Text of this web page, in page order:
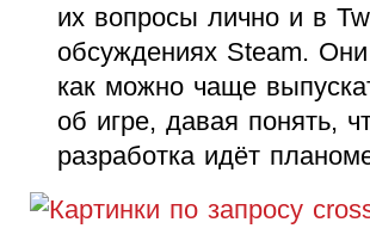
их вопросы лично и в
обсуждениях Steam.
как можно чаще
об игре, давая понять,
разработка идёт